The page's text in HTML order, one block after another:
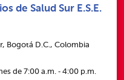
de Salud Sur E.S.E.
Bogotá D.C., Colombia
de 7:00 a.m. ‑ 4:00 p.m.